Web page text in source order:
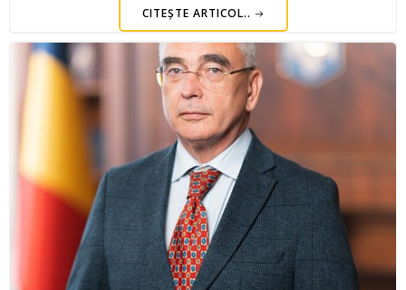
CITEȘTE ARTICOL..